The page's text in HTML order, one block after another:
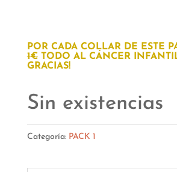
POR CADA COLLAR DE ESTE
1€TODO AL CÁNCER
GRACIAS!
Sin existencias
Categoría: PACK 1